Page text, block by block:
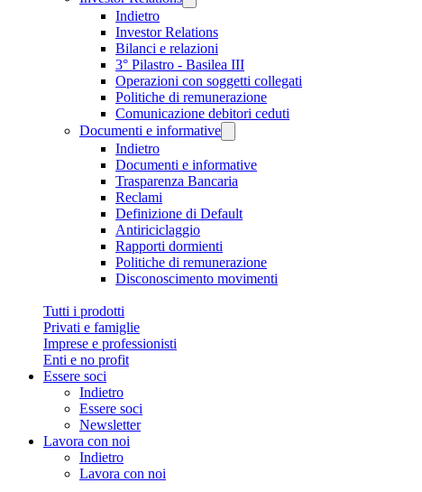
Indietro
Investor Relations
Bilanci e relazioni
3° Pilastro - Basilea III
Operazioni con soggetti collegati
Politiche di remunerazione
Comunicazione debitori ceduti
Documenti e informative
Indietro
Documenti e informative
Trasparenza Bancaria
Reclami
Definizione di Default
Antiriciclaggio
Rapporti dormienti
Politiche di remunerazione
Disconoscimento movimenti
Tutti i prodotti
Privati e famiglie
Imprese e professionisti
Enti e no profit
Essere soci
Indietro
Essere soci
Newsletter
Lavora con noi
Indietro
Lavora con noi